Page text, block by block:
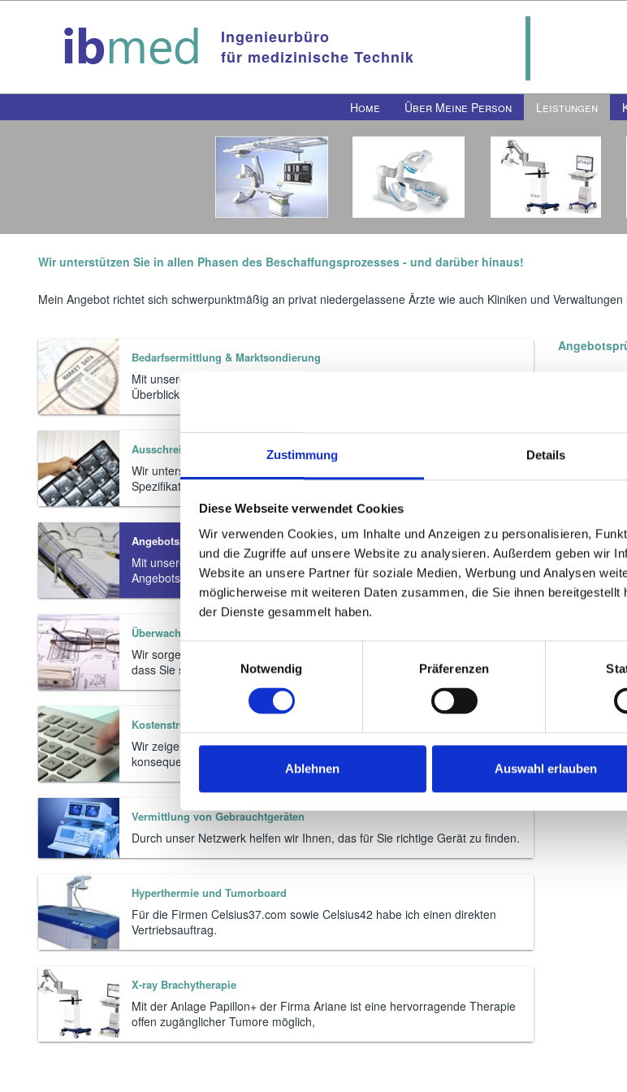
Zustimmung Details
Diese Webseite verwendet Cookies
Wir verwenden Cookies, um Inhalte und Anzeigen zu personalisieren,
und die Zugriffe auf unsere Website zu analysieren. Außerdem geben wir
Website an unsere Partner für soziale Medien, Werbung und Analysen
möglicherweise mit weiteren Daten zusammen, die Sie ihnen
der Dienste gesammelt haben.
Notwendig
Präferenzen
Ablehnen Auswahl erlauben
Ingenieurbüro
für medizinische Technik
Home Über Meine Person Leistungen
Wir unterstützen Sie in allen Phasen des Beschaffungsprozesses - und darüber hinaus!
Mein Angebot richtet sich schwerpunktmäßig an privat niedergelassene Ärzte wie auch Kliniken und
Bedarfsermittlung & Marktsondierung
Mit unserer Marktkenntnis ermöglichen wir Ihnen einen strukturierten
Überblick über die angebotenen Geräte und Dienstleistungen zu prüfen.
Ausschreibungen
Wir unterstützen Sie bei der rechtlichen und medizintechnischen
Spezifikation sowie der Durchführung von Ausschreibungen.
Angebotsprüfung und Auftragsvergabe
Mit unserer umfangreichen Erfahrung sichern wir für Sie Einsparungen bei
Angebotsverhandlungen.
Überwachung der Vertragserfüllung
Wir sorgen für einen reibungslosen Ablauf der Vertragserfüllung und dafür,
dass Sie ständig über den aktuellen Stand informiert sind.
Kostenstrukturanalyse
Wir zeigen Ihnen, wie Sie Ihre laufenden Kosten für Medizintechnik
konsequent optimieren können.
Vermittlung von Gebrauchtgeräten
Durch unser Netzwerk helfen wir Ihnen, das für Sie richtige Gerät zu finden.
Hyperthermie und Tumorboard
Für die Firmen Celsius37.com sowie Celsius42 habe ich einen direkten
Vertriebsauftrag.
X-ray Brachytherapie
Mit der Anlage Papillon+ der Firma Ariane ist eine hervorragende Therapie
offen zugänglicher Tumore möglich,
Sie
Mit
Ist
Mit